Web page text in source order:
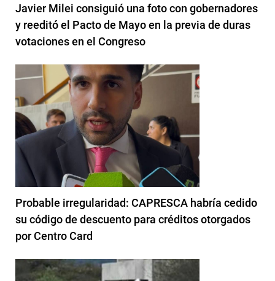
Javier Milei consiguió una foto con gobernadores
y reeditó el Pacto de Mayo en la previa de duras
votaciones en el Congreso
Probable irregularidad: CAPRESCA habría cedido
su código de descuento para créditos otorgados
por Centro Card